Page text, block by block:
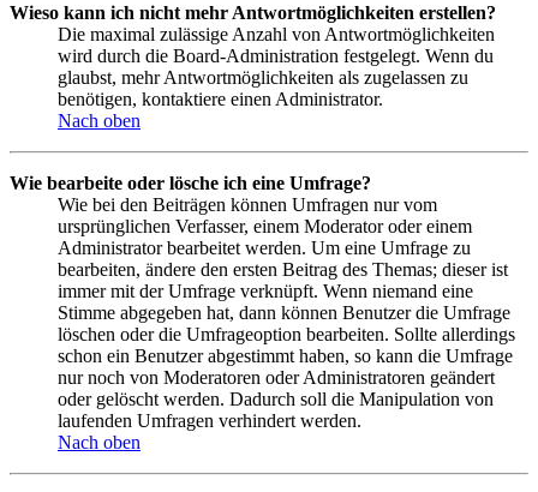
Wieso kann ich nicht mehr Antwortmöglichkeiten erstellen?
Die maximal zulässige Anzahl von Antwortmöglichkeiten
wird durch die Board-Administration festgelegt. Wenn du
glaubst, mehr Antwortmöglichkeiten als zugelassen zu
benötigen, kontaktiere einen Administrator.
Nach oben
Wie bearbeite oder lösche ich eine Umfrage?
Wie bei den Beiträgen können Umfragen nur vom
ursprünglichen Verfasser, einem Moderator oder einem
Administrator bearbeitet werden. Um eine Umfrage zu
bearbeiten, ändere den ersten Beitrag des Themas; dieser ist
immer mit der Umfrage verknüpft. Wenn niemand eine
Stimme abgegeben hat, dann können Benutzer die Umfrage
löschen oder die Umfrageoption bearbeiten. Sollte allerdings
schon ein Benutzer abgestimmt haben, so kann die Umfrage
nur noch von Moderatoren oder Administratoren geändert
oder gelöscht werden. Dadurch soll die Manipulation von
laufenden Umfragen verhindert werden.
Nach oben